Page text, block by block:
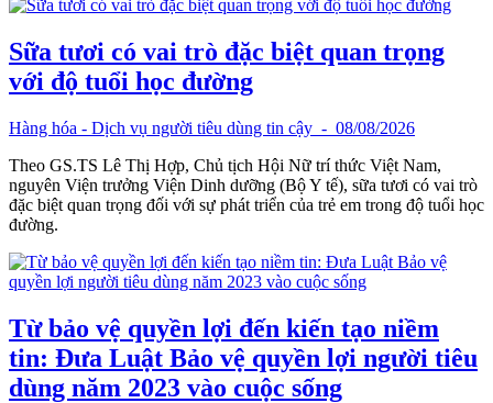
Sữa tươi có vai trò đặc biệt quan trọng
với độ tuổi học đường
Hàng hóa - Dịch vụ người tiêu dùng tin cậy - 08/08/2026
Theo GS.TS Lê Thị Hợp, Chủ tịch Hội Nữ trí thức Việt Nam,
nguyên Viện trưởng Viện Dinh dưỡng (Bộ Y tế), sữa tươi có vai trò
đặc biệt quan trọng đối với sự phát triển của trẻ em trong độ tuổi học
đường.
Từ bảo vệ quyền lợi đến kiến tạo niềm
tin: Đưa Luật Bảo vệ quyền lợi người tiêu
dùng năm 2023 vào cuộc sống